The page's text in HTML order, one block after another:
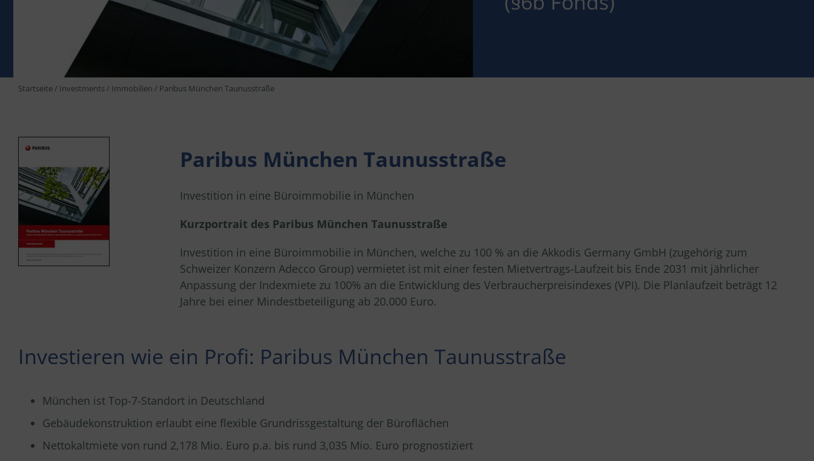
Startseite/ Investments/ Immobilien / Paribus München Taunusstraße
Paribus München Taunusstraße
Investition in eine Büroimmobilie in München
Kurzportrait des Paribus München Taunusstraße
Investition in eine Büroimmobilie in München, welche zu 100 % an die Akkodis Germany GmbH (zugehörig zum
Schweizer Konzern Adecco Group) vermietet ist mit einer festen Mietvertrags-Laufzeit bis Ende 2031 mit jährlicher
Anpassung der Indexmiete zu 100% an die Entwicklung des Verbraucherpreisindexes (VPI). Die Planlaufzeit beträgt 12
Jahre bei einer Mindestbeteiligung ab 20.000 Euro.
Investieren wie ein Profi: Paribus München Taunusstraße
München ist Top-7-Standort in Deutschland
Gebäudekonstruktion erlaubt eine flexible Grundrissgestaltung der Büroflächen
Nettokaltmiete von rund 2,178 Mio. Euro p.a. bis rund 3,035 Mio. Euro prognostiziert